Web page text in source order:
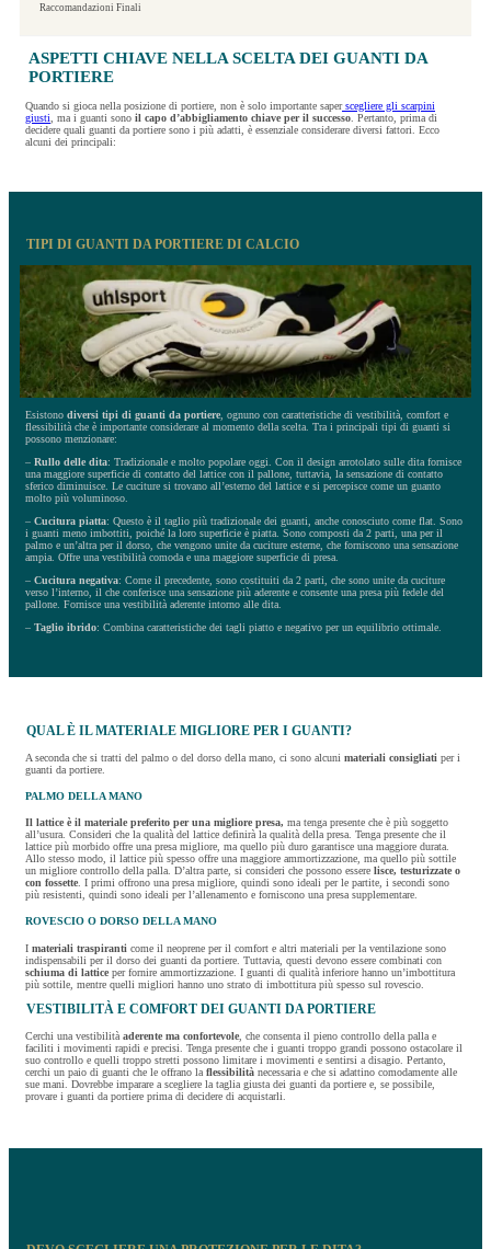
Raccomandazioni Finali
ASPETTI CHIAVE NELLA SCELTA DEI GUANTI DA
PORTIERE
Quando si gioca nella posizione di portiere, non è solo importante saperscegliere gli scarpini
giusti, ma i guanti sono il capo d’abbigliamento chiave per il successo. Pertanto, prima di
decidere quali guanti da portiere sono i più adatti, è essenziale considerare diversi fattori. Ecco
alcuni dei principali:
TIPI DI GUANTI DA PORTIERE DI CALCIO
Esistono diversi tipi di guanti da portiere , ognuno con caratteristiche di vestibilità, comfort e
flessibilità che è importante considerare al momento della scelta. Tra i principali tipi di guanti si
possono menzionare:
– Rullo delle dita: Tradizionale e molto popolare oggi. Con il design arrotolato sulle dita fornisce
una maggiore superficie di contatto del lattice con il pallone, tuttavia, la sensazione di contatto
sferico diminuisce. Le cuciture si trovano all’esterno del lattice e si percepisce come un guanto
molto più voluminoso.
– Cucitura piatta: Questo è il taglio più tradizionale dei guanti, anche conosciuto come flat. Sono
i guanti meno imbottiti, poiché la loro superficie è piatta. Sono composti da 2 parti, una per il
palmo e un’altra per il dorso, che vengono unite da cuciture esterne, che forniscono una sensazione
ampia. Offre una vestibilità comoda e una maggiore superficie di presa.
– Cucitura negativa: Come il precedente, sono costituiti da 2 parti, che sono unite da cuciture
verso l’interno, il che conferisce una sensazione più aderente e consente una presa più fedele del
pallone. Fornisce una vestibilità aderente intorno alle dita.
– Taglio ibrido: Combina caratteristiche dei tagli piatto e negativo per un equilibrio ottimale.
QUAL È IL MATERIALE MIGLIORE PER I GUANTI?
A seconda che si tratti del palmo o del dorso della mano, ci sono alcuni materiali consigliati per i
guanti da portiere.
PALMO DELLA MANO
Il lattice è il materiale preferito per una migliore presa, ma tenga presente che è più soggetto
all’usura. Consideri che la qualità del lattice definirà la qualità della presa. Tenga presente che il
lattice più morbido offre una presa migliore, ma quello più duro garantisce una maggiore durata.
Allo stesso modo, il lattice più spesso offre una maggiore ammortizzazione, ma quello più sottile
un migliore controllo della palla. D’altra parte, si consideri che possono essere lisce, testurizzate o
con fossette . I primi offrono una presa migliore, quindi sono ideali per le partite, i secondi sono
più resistenti, quindi sono ideali per l’allenamento e forniscono una presa supplementare.
ROVESCIO O DORSO DELLA MANO
I materiali traspiranti come il neoprene per il comfort e altri materiali per la ventilazione sono
indispensabili per il dorso dei guanti da portiere. Tuttavia, questi devono essere combinati con
schiuma di lattice per fornire ammortizzazione. I guanti di qualità inferiore hanno un’imbottitura
più sottile, mentre quelli migliori hanno uno strato di imbottitura più spesso sul rovescio.
VESTIBILITÀ E COMFORT DEI GUANTI DA PORTIERE
Cerchi una vestibilità aderente ma confortevole , che consenta il pieno controllo della palla e
faciliti i movimenti rapidi e precisi. Tenga presente che i guanti troppo grandi possono ostacolare il
suo controllo e quelli troppo stretti possono limitare i movimenti e sentirsi a disagio. Pertanto,
cerchi un paio di guanti che le offrano la flessibilità necessaria e che si adattino comodamente alle
sue mani. Dovrebbe imparare a scegliere la taglia giusta dei guanti da portiere e, se possibile,
provare i guanti da portiere prima di decidere di acquistarli.